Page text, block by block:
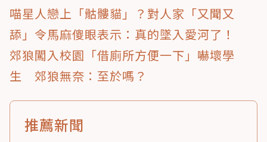
喵星人戀上「骷髏貓」？對人家「又聞又
舔」令馬麻傻眼表示：真的墜入愛河了！
郊狼闖入校園「借廁所方便一下」嚇壞學
生 郊狼無奈：至於嗎？
推薦新聞